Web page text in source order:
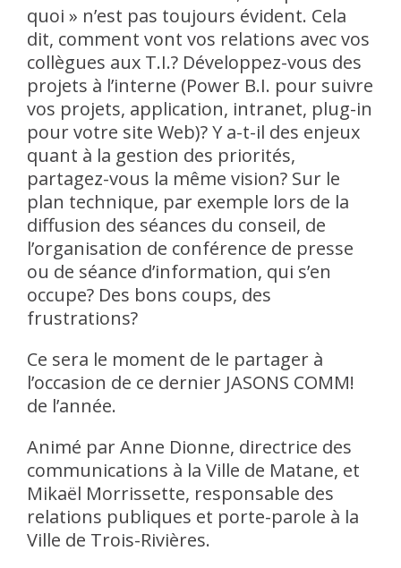
quoi » n’est pas toujours évident. Cela
dit, comment vont vos relations avec vos
collègues aux T.I.? Développez-vous des
projets à l’interne (Power B.I. pour suivre
vos projets, application, intranet, plug-in
pour votre site Web)? Y a-t-il des enjeux
quant à la gestion des priorités,
partagez-vous la même vision? Sur le
plan technique, par exemple lors de la
diffusion des séances du conseil, de
l’organisation de conférence de presse
ou de séance d’information, qui s’en
occupe? Des bons coups, des
frustrations?
Ce sera le moment de le partager à
l’occasion de ce dernier JASONS COMM!
de l’année.
Animé par Anne Dionne, directrice des
communications à la Ville de Matane, et
Mikaël Morrissette, responsable des
relations publiques et porte-parole à la
Ville de Trois-Rivières.